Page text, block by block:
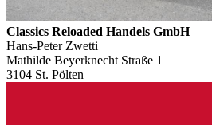
Classics Reloaded Handels GmbH
Hans-Peter Zwetti
Mathilde Beyerknecht Straße 1
3104 St. Pölten